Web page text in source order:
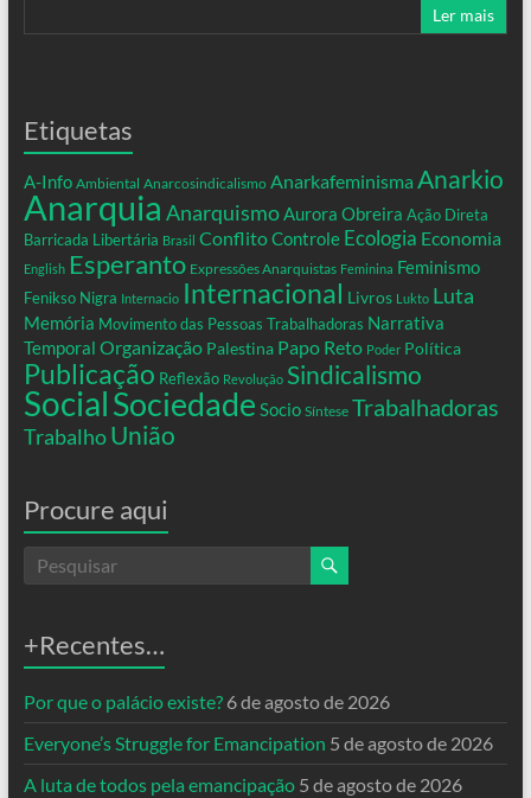
Ler mais
Etiquetas
A-Info Ambiental Anarcosindicalismo Anarkafeminisma Anarkio
Anarquia AnarquismoAurora Obreira Ação Direta
Barricada Libertária Brasil ConflitoControle Ecologia Economia
English Esperanto Expressões Anarquistas Feminina Feminismo
Fenikso Nigra Internacio Internacional Livros Lukto Luta
Memória Movimento das Pessoas Trabalhadoras Narrativa
Temporal Organização Palestina Papo Reto Poder Política
Publicação Reflexão Revolução Sindicalismo
SocialSociedade Socio Síntese Trabalhadoras
Trabalho União
Procure aqui
+Recentes…
Por que o palácio existe? 6 de agosto de 2026
Everyone’s Struggle for Emancipation 5 de agosto de 2026
A luta de todos pela emancipação 5 de agosto de 2026